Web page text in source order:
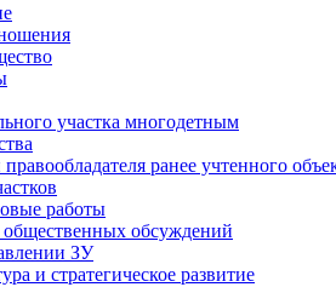
участка многодетным
ранее учтенного
работы
обсуждений
ЗУ
и стратегическое развитие